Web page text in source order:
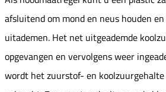
afsluitend om mond en neus houden
uitademen. Het net uitgeademde
opgevangen en vervolgens weer
wordt het zuurstof- en koolzuurgehalte